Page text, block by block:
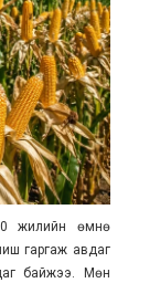
жилийн өмнө
гаргаж авдаг
байжээ. Мөн